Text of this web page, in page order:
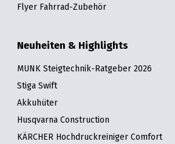
Flyer Fahrrad-Zubehör
Neuheiten & Highlights
MUNK Steigtechnik-Ratgeber 2026
Stiga Swift
Akkuhüter
Husqvarna Construction
KÄRCHER Hochdruckreiniger Comfort